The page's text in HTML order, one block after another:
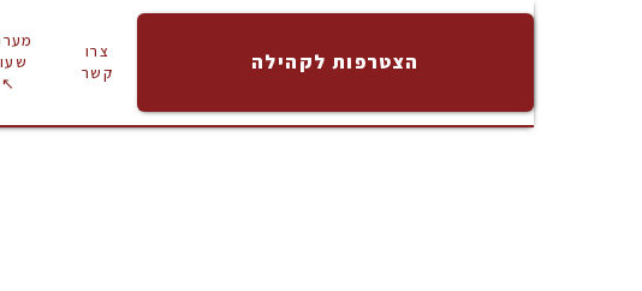
↖
צרו
קשר
הצטרפות לקהילה